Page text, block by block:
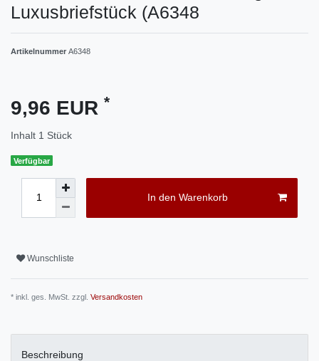
Luxusbriefstück (A6348
Artikelnummer A6348
9,96 EUR *
Inhalt 1 Stück
Verfügbar
In den Warenkorb
Wunschliste
* inkl. ges. MwSt. zzgl. Versandkosten
Beschreibung